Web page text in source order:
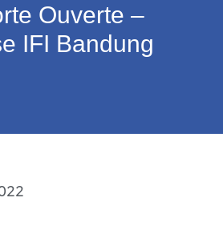
Ouverte –
IFI Bandung